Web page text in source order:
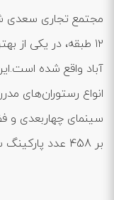
۱۲ طبقه، در یکی از
انواع رستوران‌های
سینمای چهاربعدی و
بر 458 عدد پارکینگ سرپوشیده می‌باشد.